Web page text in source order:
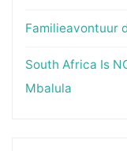
Familieavontuur
South Africa Is
Mbalula